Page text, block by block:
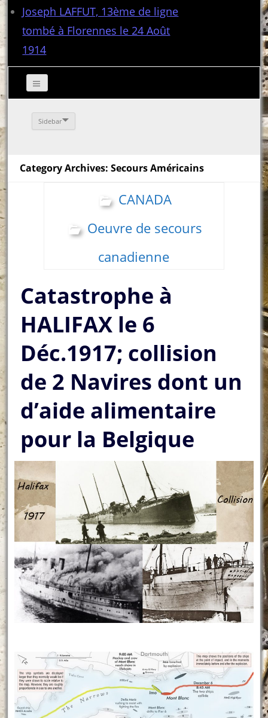
Joseph LAFFUT, 13ème de ligne
tombé à Florennes le 24 Août
1914
Sidebar
Category Archives: Secours Américains
CANADA
Oeuvre de secours
canadienne
Catastrophe à
HALIFAX le 6
Déc.1917; collision
de 2 Navires dont un
d’aide alimentaire
pour la Belgique